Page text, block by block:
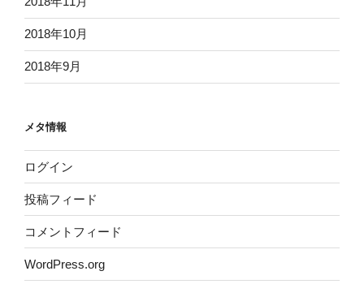
2018年10月
2018年9月
メタ情報
ログイン
投稿フィード
コメントフィード
WordPress.org